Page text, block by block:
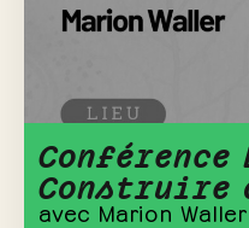
Conférence
Construire
avec Marion Waller